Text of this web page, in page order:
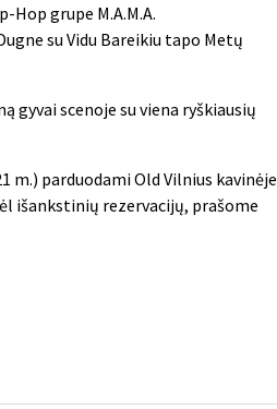
grupe M.A.M.A.
su Vidu Bareikiu tapo Metų
scenoje su viena ryškiausių
m.) parduodami Old Vilnius
išankstinių rezervacijų, prašome